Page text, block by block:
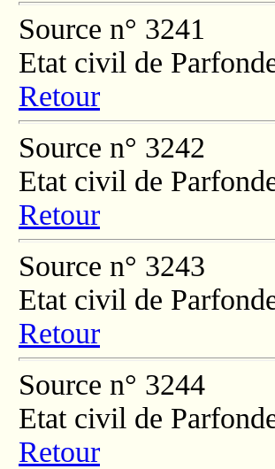
Source n° 3241
Etat civil de
Retour
Source n° 3242
Etat civil de
Retour
Source n° 3243
Etat civil de
Retour
Source n° 3244
Etat civil de
Retour